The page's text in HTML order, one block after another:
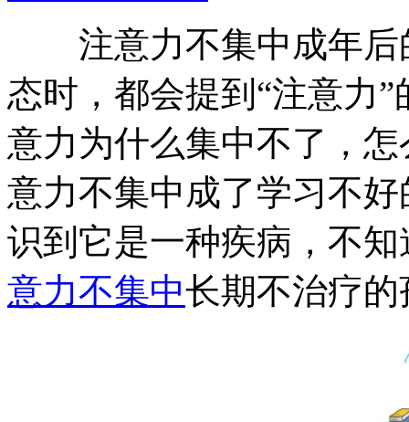
注意力不集中成年后
态时，都会提到“注意力
意力为什么集中不了，
意力不集中成了学习不
识到它是一种疾病，不
意力不集中长期不治疗